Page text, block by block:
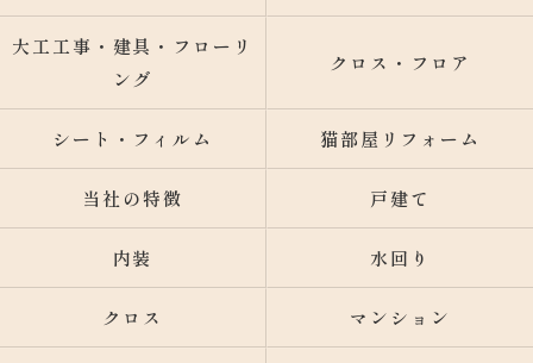
大工工事・建具・フローリ
ング
クロス・フロア
シート・フィルム 猫部屋リフォーム
当社の特徴 戸建て
内装 水回り
クロス マンション